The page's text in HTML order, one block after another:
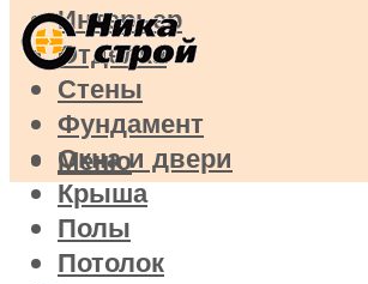
Интерьер
Отделка
Стены
Фундамент
Окна и двери
Крыша
Полы
Потолок
Меню